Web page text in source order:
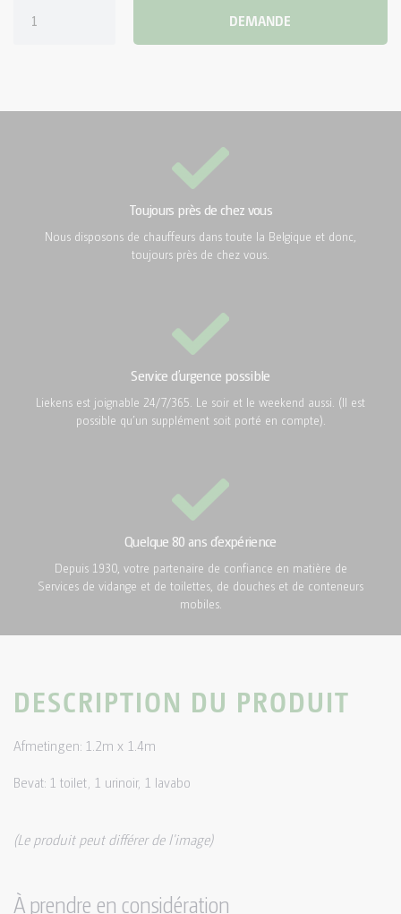
CONTENEUR DE DOUCHES PETIT
DUO CHARIOT DE TOILETTE
SALLE DE BAINS MOBILE
DEMANDE
Toujours près de chez vous
Nous disposons de chauffeurs dans toute la Belgique et donc,
toujours près de chez vous.
Service d’urgence possible
Liekens est joignable 24/7/365. Le soir et le weekend aussi. (Il est
possible qu’un supplément soit porté en compte).
Quelque 80 ans d’expérience
Depuis 1930, votre partenaire de confiance en matière de
Services de vidange et de toilettes, de douches et de conteneurs
mobiles.
DESCRIPTION DU PRODUIT
Afmetingen: 1.2m x 1.4m
Bevat: 1 toilet, 1 urinoir, 1 lavabo
(Le produit peut différer de l'image)
À prendre en considération